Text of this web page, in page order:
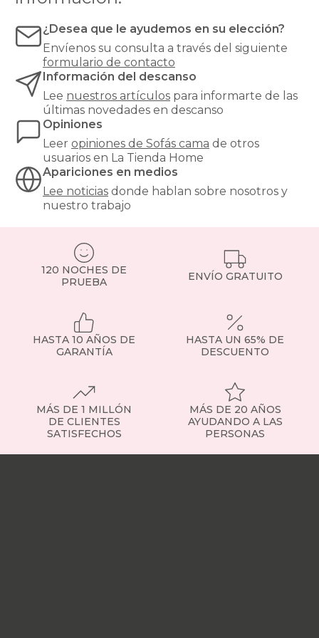
¿Desea que le ayudemos en su elección?
Envíenos su consulta a través del siguiente
formulario de contacto
Información del descanso
Lee nuestros artículos para informarte de las
últimas novedades en descanso
Opiniones
Leer opiniones de Sofás cama de otros
usuarios en La Tienda Home
Apariciones en medios
Lee noticias donde hablan sobre nosotros y
nuestro trabajo
120 NOCHES DE
PRUEBA
ENVÍO GRATUITO
HASTA 10 AÑOS DE
GARANTÍA
HASTA UN 65% DE
DESCUENTO
MÁS DE 1 MILLÓN
DE CLIENTES
SATISFECHOS
MÁS DE 20 AÑOS
AYUDANDO A LAS
PERSONAS